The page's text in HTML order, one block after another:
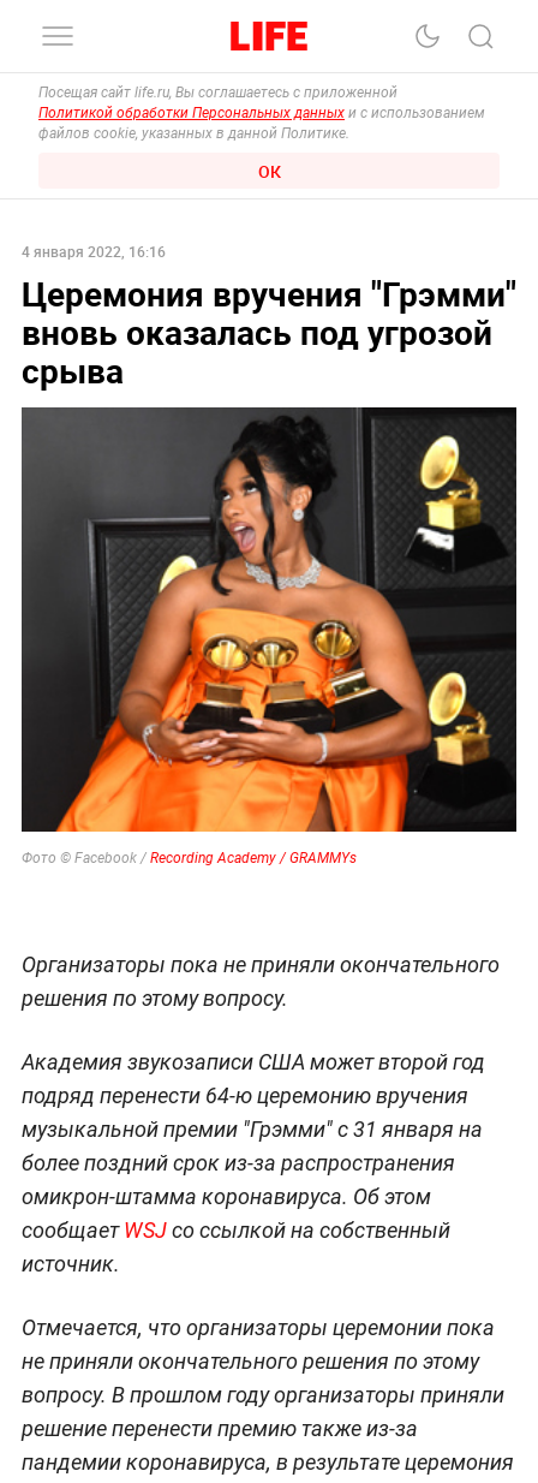
Посещая сайт life.ru, Вы соглашаетесь с приложенной
Политикой обработки Персональных данных и с использованием
файлов cookie, указанных в данной Политике.
ОК
4 января 2022, 16:16
Церемония вручения "Грэмми"
вновь оказалась под угрозой
срыва
Фото © Facebook / Recording Academy / GRAMMYs
Организаторы пока не приняли окончательного
решения по этому вопросу.
Академия звукозаписи США может второй год
подряд перенести 64-ю церемонию вручения
музыкальной премии "Грэмми" с 31 января на
более поздний срок из-за распространения
омикрон-штамма коронавируса. Об этом
сообщаетWSJсо ссылкой на собственный
источник.
Отмечается, что организаторы церемонии пока
не приняли окончательного решения по этому
вопросу. В прошлом году организаторы приняли
решение перенести премию также из-за
пандемии коронавируса, в результате церемония